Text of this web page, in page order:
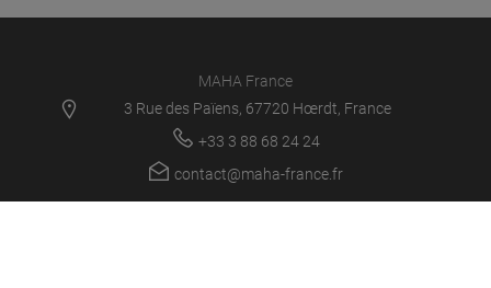
MAHA France
3 Rue des Païens, 67720 Hœrdt, France
+33 3 88 68 24 24
contact@maha-france.fr